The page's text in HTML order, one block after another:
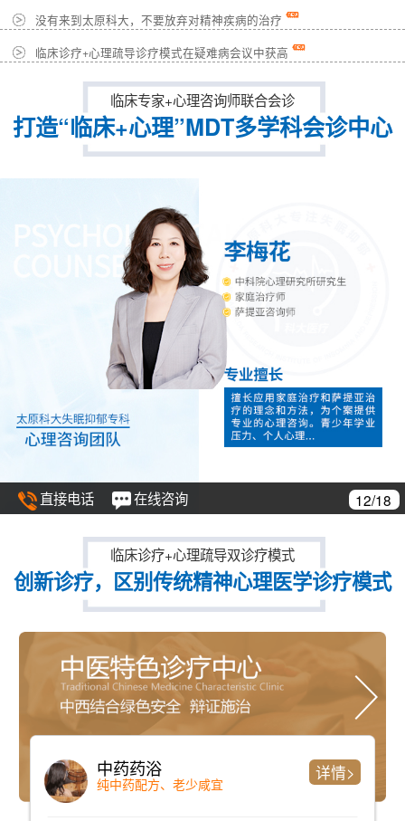
没有来到太原科大，不要放弃对精神疾病的治疗
临床诊疗+心理疏导诊疗模式在疑难病会议中获高
临床专家+心理咨询师联合会诊
打造“临床+心理”MDT多学科会诊中心
直接电话 在线咨询 12/18
临床诊疗+心理疏导双诊疗模式
创新诊疗，区别传统精神心理医学诊疗模式
中药药浴
纯中药配方、老少咸宜
详情>